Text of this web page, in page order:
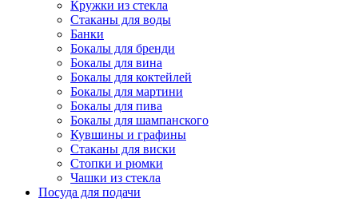
Кружки из стекла
Стаканы для воды
Банки
Бокалы для бренди
Бокалы для вина
Бокалы для коктейлей
Бокалы для мартини
Бокалы для пива
Бокалы для шампанского
Кувшины и графины
Стаканы для виски
Стопки и рюмки
Чашки из стекла
Посуда для подачи